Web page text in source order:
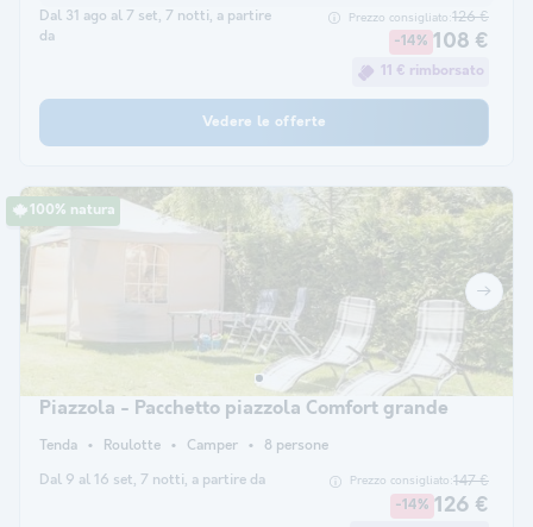
Dal 31 ago al 7 set, 7 notti, a partire
da
Prezzo consigliato:126 €
-14% 108 €
11 € rimborsato
Vedere le offerte
100% natura
Piazzola - Pacchetto piazzola Comfort grande
Tenda Roulotte Camper 8 persone
Dal 9 al 16 set, 7 notti, a partire da Prezzo consigliato:147 €
-14% 126 €